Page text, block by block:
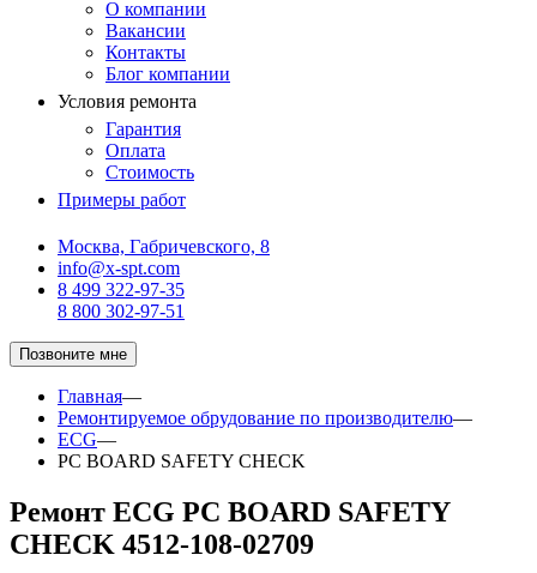
О компании
Вакансии
Контакты
Блог компании
Условия ремонта
Гарантия
Оплата
Стоимость
Примеры работ
Москва, Габричевского, 8
info@x-spt.com
8 499 322-97-35
8 800 302-97-51
Позвоните мне
Главная—
Ремонтируемое обрудование по производителю—
ECG—
PC BOARD SAFETY CHECK
Ремонт ECG PC BOARD SAFETY
CHECK 4512-108-02709